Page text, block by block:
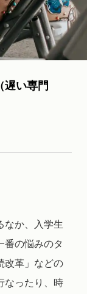
遅い専門
なか、入学生
番の悩みのタ
改革」などの
なったり、時